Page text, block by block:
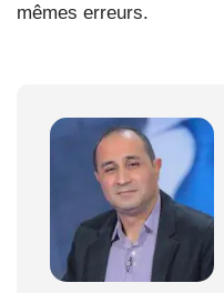
mêmes erreurs.